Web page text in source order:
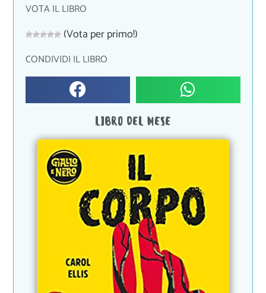
VOTA IL LIBRO
(Vota per primo!)
CONDIVIDI IL LIBRO
LIBRO DEL MESE